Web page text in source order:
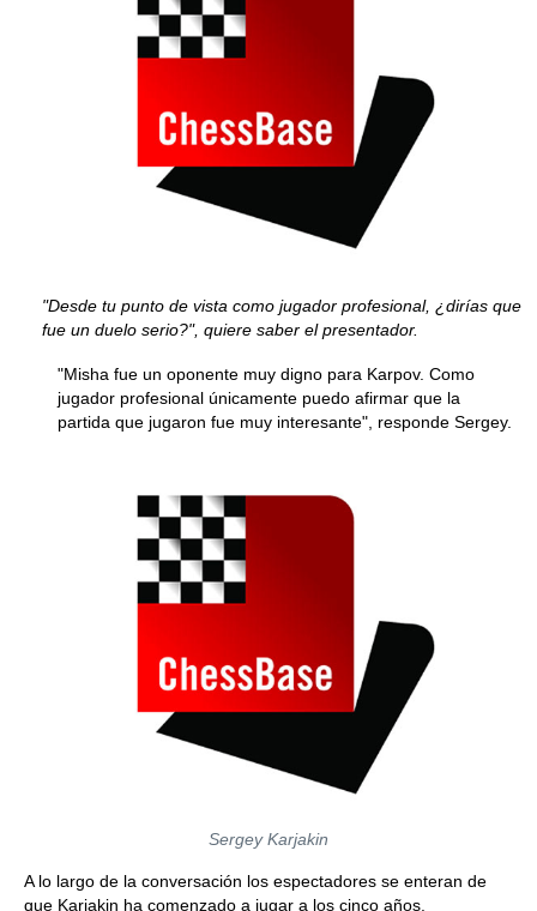
"Desde tu punto de vista como jugador profesional, ¿dirías que
fue un duelo serio?", quiere saber el presentador.
"Misha fue un oponente muy digno para Karpov. Como
jugador profesional únicamente puedo afirmar que la
partida que jugaron fue muy interesante", responde Sergey.
Sergey Karjakin
A lo largo de la conversación los espectadores se enteran de
que Karjakin ha comenzado a jugar a los cinco años.